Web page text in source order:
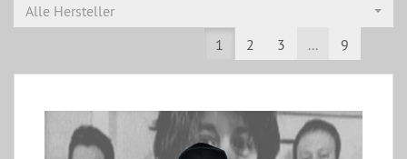
Alle Hersteller
1
2 3 ... 9